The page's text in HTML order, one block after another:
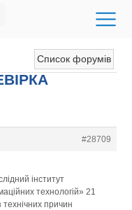
Список форумів
#28709
інститут
технологій» 21
причин